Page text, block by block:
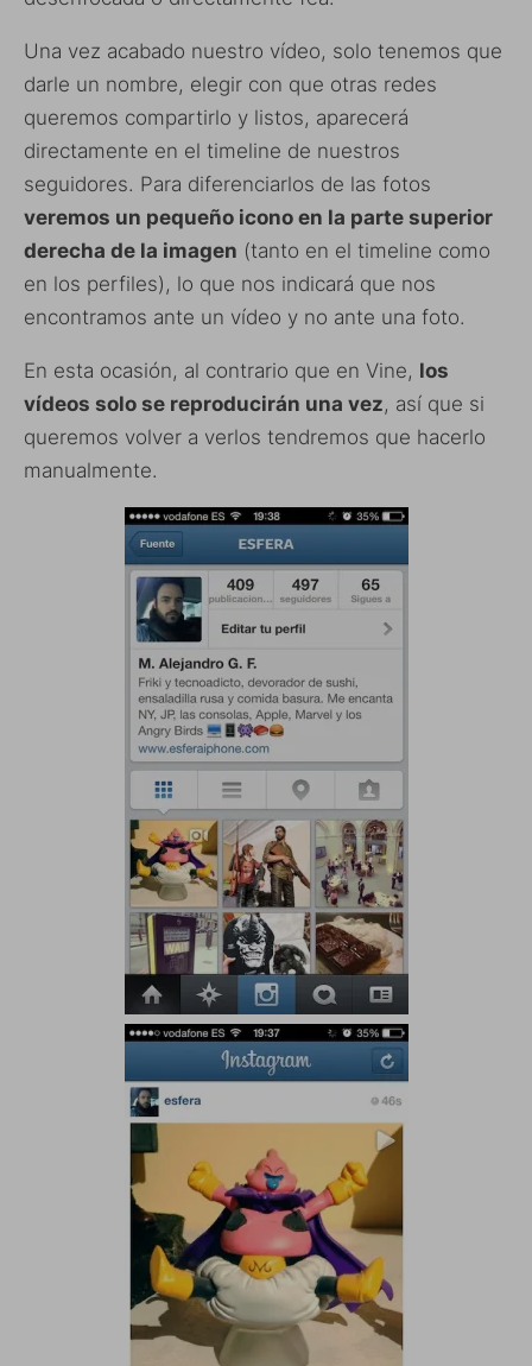
Una vez acabado nuestro vídeo, solo tenemos que
darle un nombre, elegir con que otras redes
queremos compartirlo y listos, aparecerá
directamente en el timeline de nuestros
seguidores. Para diferenciarlos de las fotos
veremos un pequeño icono en la parte superior
derecha de la imagen (tanto en el timeline como
en los perfiles), lo que nos indicará que nos
encontramos ante un vídeo y no ante una foto.
En esta ocasión, al contrario que en Vine, los
vídeos solo se reproducirán una vez, así que si
queremos volver a verlos tendremos que hacerlo
manualmente.